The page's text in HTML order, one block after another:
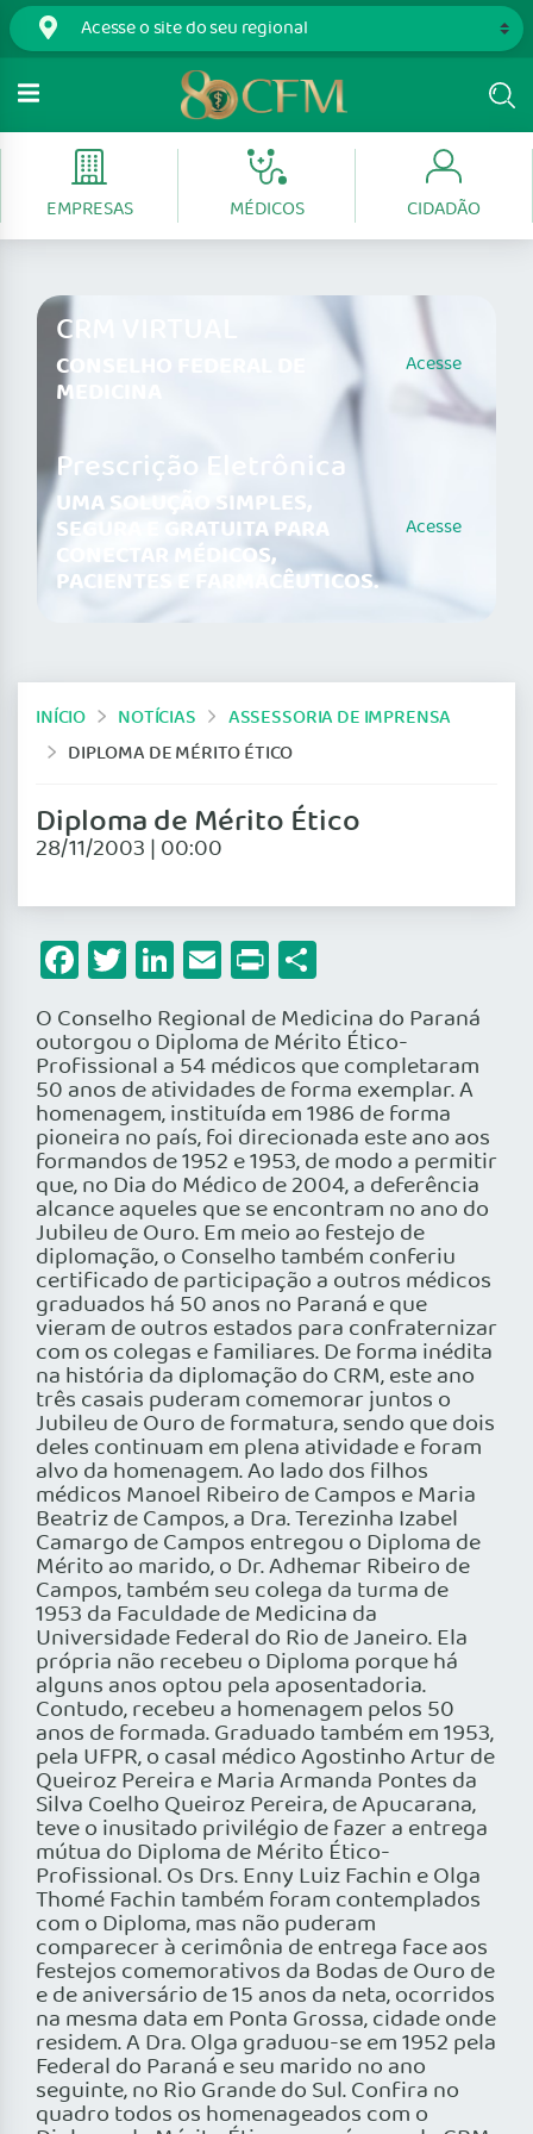
EMPRESAS MÉDICOS CIDADÃO
CRM VIRTUAL
CONSELHO FEDERAL DE
MEDICINA
Acesse
Prescrição Eletrônica
UMA SOLUÇÃO SIMPLES,
SEGURA E GRATUITA PARA
CONECTAR MÉDICOS,
PACIENTES E FARMACÊUTICOS.
Acesse
INÍCIO NOTÍCIAS
ASSESSORIA DE IMPRENSA
DIPLOMA DE MÉRITO ÉTICO
Diploma de Mérito Ético
28/11/2003 | 00:00
Facebook
Twitter
LinkedIn
Email
Print
O Conselho Regional de Medicina do Paraná
outorgou o Diploma de Mérito Ético-
Profissional a 54 médicos que completaram
50 anos de atividades de forma exemplar. A
homenagem, instituída em 1986 de forma
pioneira no país, foi direcionada este ano aos
formandos de 1952 e 1953, de modo a permitir
que, no Dia do Médico de 2004, a deferência
alcance aqueles que se encontram no ano do
Jubileu de Ouro. Em meio ao festejo de
diplomação, o Conselho também conferiu
certificado de participação a outros médicos
graduados há 50 anos no Paraná e que
vieram de outros estados para confraternizar
com os colegas e familiares. De forma inédita
na história da diplomação do CRM, este ano
três casais puderam comemorar juntos o
Jubileu de Ouro de formatura, sendo que dois
deles continuam em plena atividade e foram
alvo da homenagem. Ao lado dos filhos
médicos Manoel Ribeiro de Campos e Maria
Beatriz de Campos, a Dra. Terezinha Izabel
Camargo de Campos entregou o Diploma de
Mérito ao marido, o Dr. Adhemar Ribeiro de
Campos, também seu colega da turma de
1953 da Faculdade de Medicina da
Universidade Federal do Rio de Janeiro. Ela
própria não recebeu o Diploma porque há
alguns anos optou pela aposentadoria.
Contudo, recebeu a homenagem pelos 50
anos de formada. Graduado também em 1953,
pela UFPR, o casal médico Agostinho Artur de
Queiroz Pereira e Maria Armanda Pontes da
Silva Coelho Queiroz Pereira, de Apucarana,
teve o inusitado privilégio de fazer a entrega
mútua do Diploma de Mérito Ético-
Profissional. Os Drs. Enny Luiz Fachin e Olga
Thomé Fachin também foram contemplados
com o Diploma, mas não puderam
comparecer à cerimônia de entrega face aos
festejos comemorativos da Bodas de Ouro de
e de aniversário de 15 anos da neta, ocorridos
na mesma data em Ponta Grossa, cidade onde
residem. A Dra. Olga graduou-se em 1952 pela
Federal do Paraná e seu marido no ano
seguinte, no Rio Grande do Sul. Confira no
quadro todos os homenageados com o